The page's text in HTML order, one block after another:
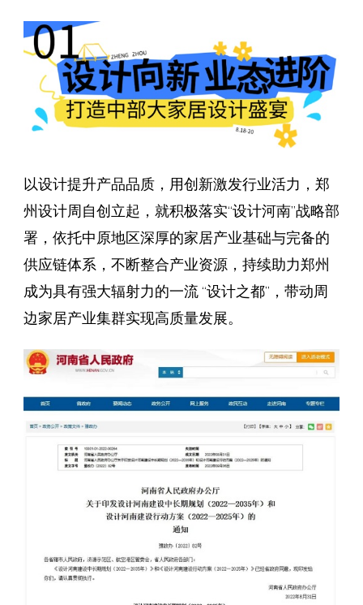
以设计提升产品品质，用创新激发行业活力，郑
州设计周自创立起，就积极落实“设计河南”战略部
署，依托中原地区深厚的家居产业基础与完备的
供应链体系，不断整合产业资源，持续助力郑州
成为具有强大辐射力的一流 “设计之都”，带动周
边家居产业集群实现高质量发展。